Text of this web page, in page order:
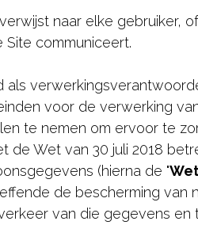
naar elke gebruiker,
Site communiceert.
als
voor de verwerking
te nemen om ervoor te
de Wet van 30 juli 2018
(hierna de "
de bescherming
van die gegevens